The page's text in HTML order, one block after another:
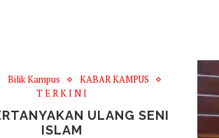
Bilik Kampus
KABAR KAMPUS
T E R K I N I
ULANG SENI
ISLAM